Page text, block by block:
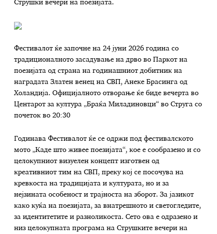
Струшки вечери на поезијата.
Фестивалот ќе започне на 24 јуни 2026 година со
традиционалното засадување на дрво во Паркот на
поезијата од страна на годинашниот добитник на
наградата Златен венец на СВП, Анеке Брасинга од
Холандија. Официјалното отворање ќе биде вечерта во
Центарот за култура „Браќа Миладиновци“ во Струга со
почеток во 20:30
Годинава Фестивалот ќе се одржи под фестивалското
мото „Каде што живее поезијата“, кое е сообразено и со
целокупниот визуелен концепт изготвен од
креативниот тим на СВП, преку кој се посочува на
кревкоста на традицијата и културата, но и за
нејзината особеност и трајноста на зборот. За јазикот
како куќа на поезијата, за внатрешното и светогледите,
за идентитетите и разноликоста. Сето ова е одразено и
низ целокупната програма на Струшките вечери на